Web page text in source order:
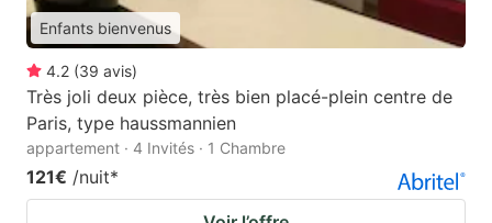
Enfants bienvenus
4.2 (39 avis)
Très joli deux pièce, très bien placé-plein centre de
Paris, type haussmannien
appartement · 4 Invités · 1 Chambre
121€ /nuit*